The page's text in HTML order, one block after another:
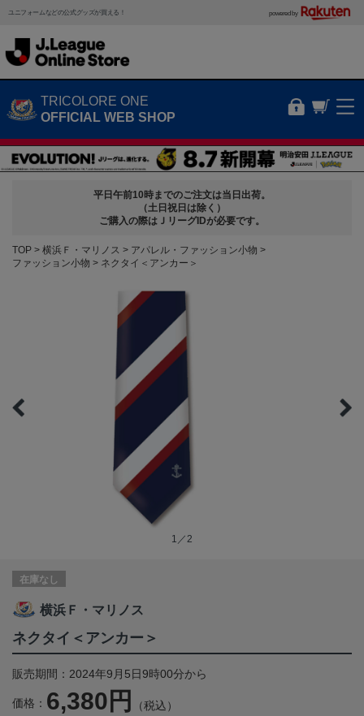
ユニフォームなどの公式グッズが買える！ powered by
TRICOLORE ONE
OFFICIAL WEB SHOP
平日午前10時までのご注文は当日出荷。
（土日祝日は除く）
ご購入の際はＪリーグIDが必要です。
TOP 横浜Ｆ・マリノス
アパレル・ファッション小物
ファッション小物
ネクタイ＜アンカー＞
1／2
在庫なし
横浜Ｆ・マリノス
ネクタイ＜アンカー＞
販売期間：2024年9月5日9時00分から
価格： 6,380円 （税込）